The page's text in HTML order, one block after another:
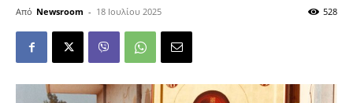
Από Newsroom - 18 Ιουλίου 2025 528